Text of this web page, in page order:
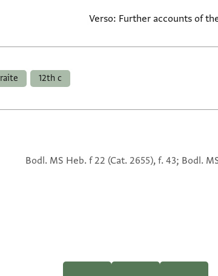
Verso: Further accounts of
12th c
Bodl. MS Heb. f 22 (Cat. 2655), f. 43; Bodl.